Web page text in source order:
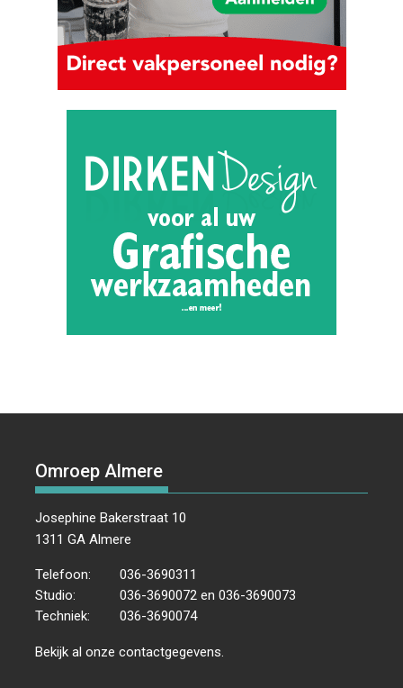
Omroep Almere
Josephine Bakerstraat 10
1311 GA Almere
Telefoon:
036-3690311
Studio:
036-3690072 en 036-3690073
Techniek:
036-3690074
Bekijk al onzecontactgegevens